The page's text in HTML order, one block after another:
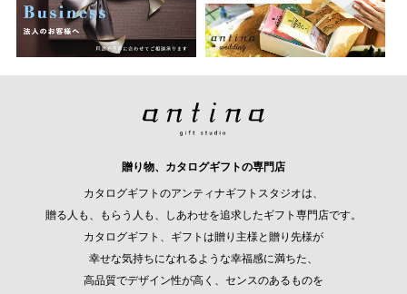
贈り物、カタログギフトの専門店
カタログギフトのアンティナギフトスタジオは、
贈る人も、もらう人も、しあわせを追求したギフト専門店です。
カタログギフト、ギフトは贈り主様と贈り先様が
幸せな気持ちになれるような幸福感に満ちた、
高品質でデザイン性が高く、センスのあるものを